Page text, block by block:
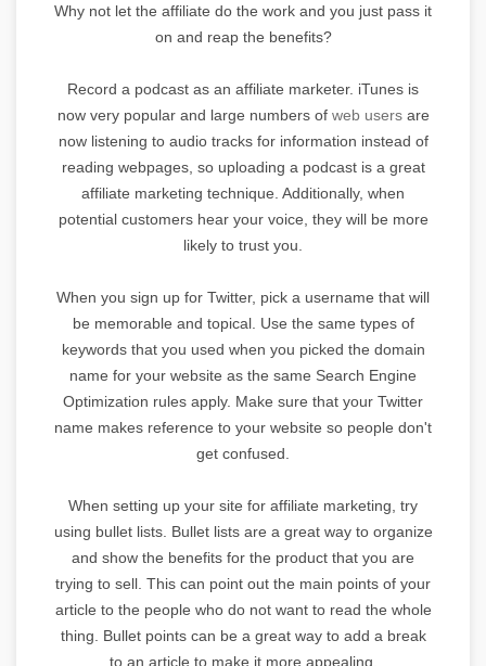
Why not let the affiliate do the work and you just pass it
on and reap the benefits?
Record a podcast as an affiliate marketer. iTunes is
now very popular and large numbers of web users are
now listening to audio tracks for information instead of
reading webpages, so uploading a podcast is a great
affiliate marketing technique. Additionally, when
potential customers hear your voice, they will be more
likely to trust you.
When you sign up for Twitter, pick a username that will
be memorable and topical. Use the same types of
keywords that you used when you picked the domain
name for your website as the same Search Engine
Optimization rules apply. Make sure that your Twitter
name makes reference to your website so people don't
get confused.
When setting up your site for affiliate marketing, try
using bullet lists. Bullet lists are a great way to organize
and show the benefits for the product that you are
trying to sell. This can point out the main points of your
article to the people who do not want to read the whole
thing. Bullet points can be a great way to add a break
to an article to make it more appealing.